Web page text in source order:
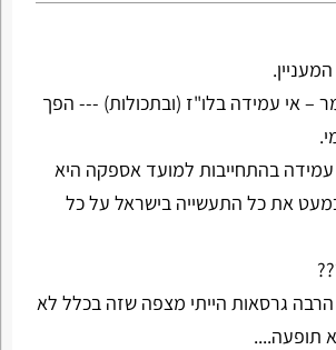
– אי עמידה בלו"ז (ובתכולות) --- הפך
בהתחייבות למועד אספקה היא
את כל התעשייה בישראל על כל
גרסאות הייתי מצפה שזה בכלל לא